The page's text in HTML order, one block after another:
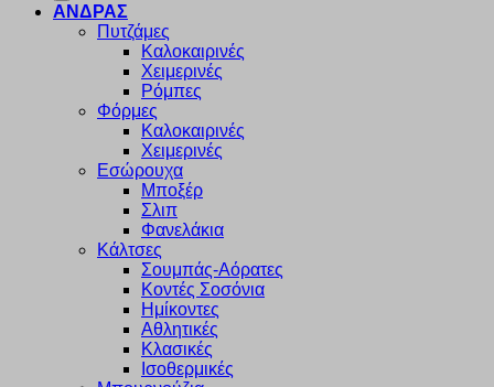
ΑΝΔΡΑΣ
Πυτζάμες
Καλοκαιρινές
Χειμερινές
Ρόμπες
Φόρμες
Καλοκαιρινές
Χειμερινές
Εσώρουχα
Μποξέρ
Σλιπ
Φανελάκια
Κάλτσες
Σουμπάς-Αόρατες
Κοντές Σοσόνια
Ημίκοντες
Αθλητικές
Κλασικές
Ισοθερμικές